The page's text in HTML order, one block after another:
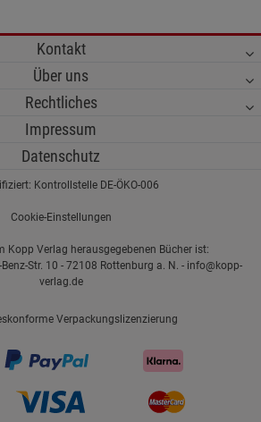
Kontakt
Über uns
Rechtliches
Impressum
Datenschutz
Kontrollstelle DE-ÖKO-006
Cookie-Einstellungen
Kopp Verlag herausgegebenen Bücher ist:
Str. 10 - 72108 Rottenburg a. N. - info@kopp-
verlag.de
Verpackungslizenzierung